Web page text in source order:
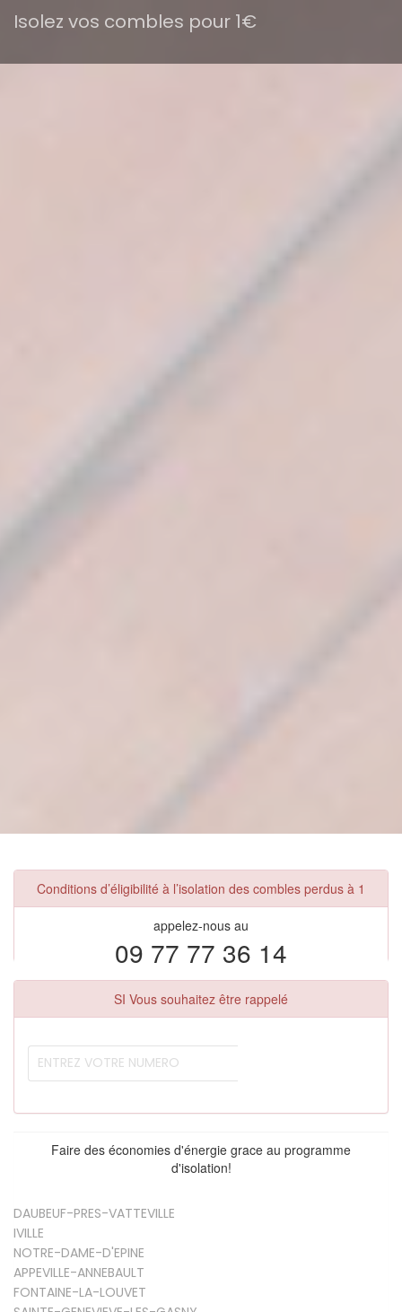
Isolez vos combles pour 1€
Conditions d’éligibilité à l’isolation des combles perdus à 1
appelez-nous au
09 77 77 36 14
SI Vous souhaitez être rappelé
Faire des économies d'énergie grace au programme
d'isolation!
DAUBEUF-PRES-VATTEVILLE
IVILLE
NOTRE-DAME-D'EPINE
APPEVILLE-ANNEBAULT
FONTAINE-LA-LOUVET